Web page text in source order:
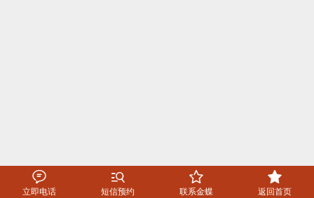

立即电话

短信预约

联系金蝶

返回首页